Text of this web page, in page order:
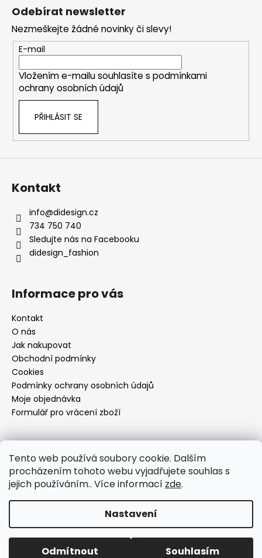
Tento web používá soubory cookie. Dalším
procházením tohoto webu vyjadřujete souhlas s
jejich používáním.. Více informací zde.
Nastavení
Odmítnout Souhlasím
Odebírat newsletter
Nezmeškejte žádné novinky či slevy!
E-mail
Vložením e-mailu souhlasíte s podmínkami
ochrany osobních údajů
PŘIHLÁSIT SE
Kontakt
info@didesign.cz
734 750 740
Sledujte nás na Facebooku
didesign_fashion
Informace pro vás
Kontakt
O nás
Jak nakupovat
Obchodní podmínky
Cookies
Podmínky ochrany osobních údajů
Moje objednávka
Formulář pro vrácení zboží
Přijímáme online platby
Copyright 2026Dí design. Všechna práva vyhrazena.
Upravit nastavení cookies